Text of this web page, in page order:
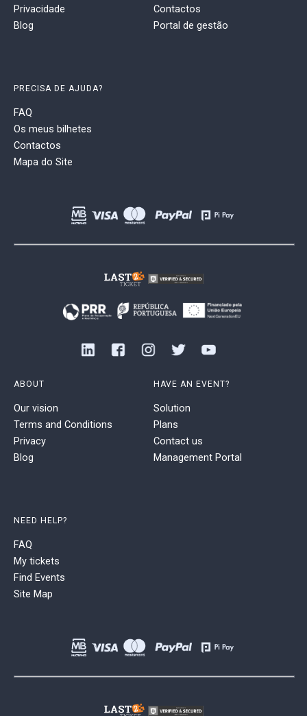
Privacidade
Blog
Contactos
Portal de gestão
PRECISA DE AJUDA?
FAQ
Os meus bilhetes
Contactos
Mapa do Site
ABOUT
Our vision
Terms and Conditions
Privacy
Blog
HAVE AN EVENT?
Solution
Plans
Contact us
Management Portal
NEED HELP?
FAQ
My tickets
Find Events
Site Map